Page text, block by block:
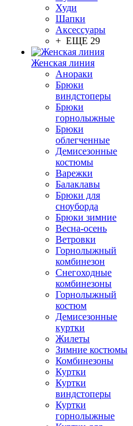
Худи
Шапки
Аксессуары
+ ЕЩЕ 29
Женская линия
Анораки
Брюки
виндстоперы
Брюки
горнолыжные
Брюки
облегченные
Демисезонные
костюмы
Варежки
Балаклавы
Брюки для
сноуборда
Брюки зимние
Весна-осень
Ветровки
Горнолыжный
комбинезон
Снегоходные
комбинезоны
Горнолыжный
костюм
Демисезонные
куртки
Жилеты
Зимние костюмы
Комбинезоны
Куртки
Куртки
виндстоперы
Куртки
горнолыжные